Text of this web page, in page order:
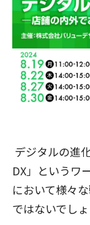
デジタルの進
DX」というワ
において様々
ではないでしょ